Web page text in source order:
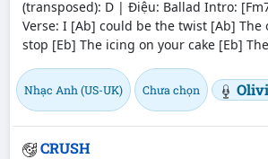
(transposed): D | Điệu: Ballad Intro:
Verse: I [Ab] could be the twist [Ab] The
stop [Eb] The icing on your cake [Eb]
Nhạc Anh (US-UK) Chưa chọn
CRUSH